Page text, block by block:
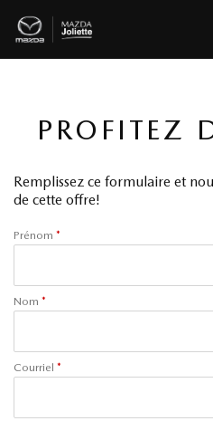
PROFITEZ
Remplissez ce formulaire et
de cette offre!
Prénom *
Nom *
Courriel *